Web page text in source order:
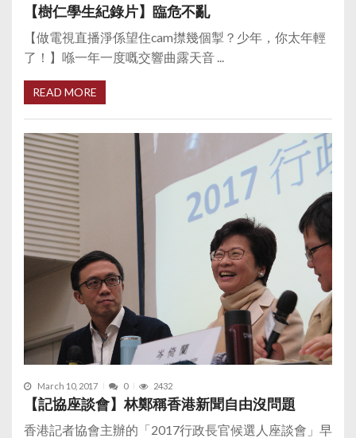
【樹仁學生紀錄片】臨危不亂
【做電視直播淨係望住cam㩒幾個掣？少年，你太年輕
了！】喺一年一度嘅交響曲露天音 ...
READ MORE
March 10, 2017 0 2432
【記協座談會】林鄭稱香港新聞自由沒問題
香港記者協會主辦的「2017行政長官候選人座談會」早